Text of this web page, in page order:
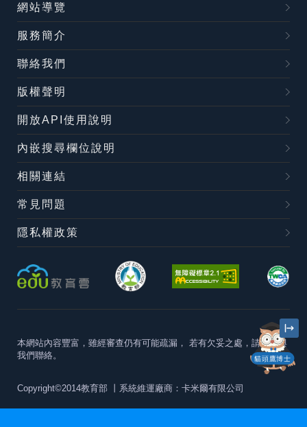
貓頭鷹博士
網站導覽
服務簡介
聯絡我們
版權聲明
開放API使用說明
內嵌搜尋欄位說明
相關連結
常見問題
隱私權政策
本網站內容豐富，雖經審查仍有可能疏漏， 若有欠妥之處，請隨時與
我們聯絡。
Copyright©2014教育部 丨系統維運廠商：卡米爾有限公司